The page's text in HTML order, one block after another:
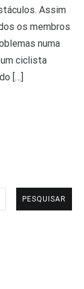
Assim
os membros
numa
um ciclista
[…]